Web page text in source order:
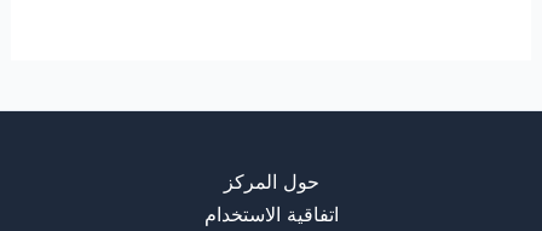
حول المركز
اتفاقية الاستخدام